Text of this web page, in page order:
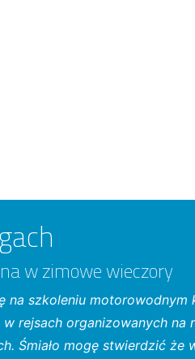
w zimowe wieczory
na szkoleniu
rejsach organizowanych
Śmiało mogę stwierdzić że